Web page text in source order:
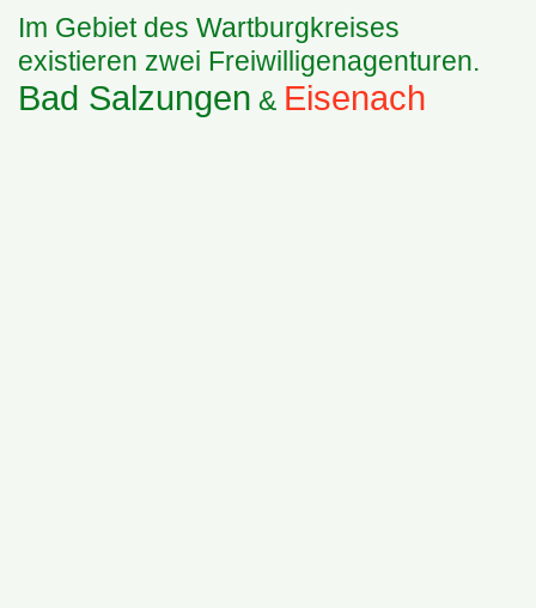
Im Gebiet des Wartburgkreises
existieren zwei Freiwilligenagenturen.
Bad Salzungen & Eisenach